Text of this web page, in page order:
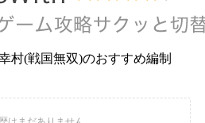
村(戦国無双)のおすすめ編制